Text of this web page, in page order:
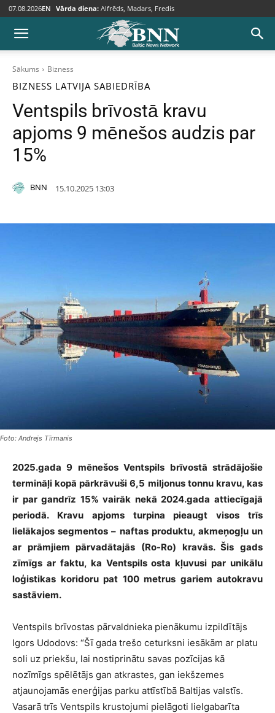
07.08.2026EN Vārda diena: Alfrēds, Madars, Fredis
Sākums Bizness
BIZNESS LATVIJA SABIEDRĪBA
Ventspils brīvostā kravu
apjoms 9 mēnešos audzis par
15%
BNN 15.10.2025 13:03
Foto: Andrejs Tīrmanis
2025.gada 9 mēnešos Ventspils brīvostā strādājošie
termināļi kopā pārkrāvuši 6,5 miljonus tonnu kravu, kas
ir par gandrīz 15% vairāk nekā 2024.gada attiecīgajā
periodā. Kravu apjoms turpina pieaugt visos trīs
lielākajos segmentos – naftas produktu, akmeņogļu un
ar prāmjiem pārvadātajās (Ro-Ro) kravās. Šis gads
zīmīgs ar faktu, ka Ventspils osta kļuvusi par unikālu
loģistikas koridoru pat 100 metrus gariem autokravu
sastāviem.
Ventspils brīvostas pārvaldnieka pienākumu izpildītājs
Igors Udodovs: “Šī gada trešo ceturksni iesākām ar platu
soli uz priekšu, lai nostiprinātu savas pozīcijas kā
nozīmīgs spēlētājs gan atkrastes, gan iekšzemes
atjaunojamās enerģijas parku attīstībā Baltijas valstīs.
Vasarā trīs Ventspils krustojumi pielāgoti lielgabarīta